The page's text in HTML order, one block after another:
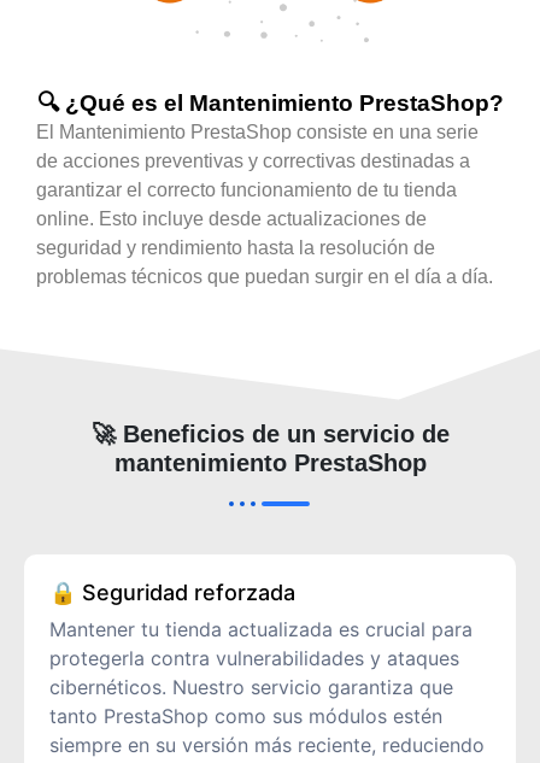
🔍 ¿Qué es el Mantenimiento PrestaShop?
El Mantenimiento PrestaShop consiste en una serie
de acciones preventivas y correctivas destinadas a
garantizar el correcto funcionamiento de tu tienda
online. Esto incluye desde actualizaciones de
seguridad y rendimiento hasta la resolución de
problemas técnicos que puedan surgir en el día a día.
🚀 Beneficios de un servicio de
mantenimiento PrestaShop
🔒 Seguridad reforzada
Mantener tu tienda actualizada es crucial para
protegerla contra vulnerabilidades y ataques
cibernéticos. Nuestro servicio garantiza que
tanto PrestaShop como sus módulos estén
siempre en su versión más reciente, reduciendo